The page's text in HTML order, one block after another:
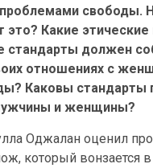
свободы.
это? Какие этические
стандарты должен
отношениях с
Каковы стандарты
и женщины?
Оджалан оценил
который вонзается в